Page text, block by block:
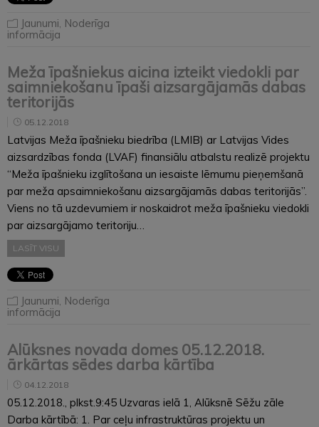
Jaunumi, Noderīga
informācija
Meža īpašniekus aicina izteikt viedokli par
saimniekošanu īpaši aizsargājamās dabas
teritorijās
05.12.2018
Latvijas Meža īpašnieku biedrība (LMIB) ar Latvijas Vides
aizsardzības fonda (LVAF) finansiālu atbalstu realizē projektu
“Meža īpašnieku izglītošana un iesaiste lēmumu pieņemšanā
par meža apsaimniekošanu aizsargājamās dabas teritorijās”.
Viens no tā uzdevumiem ir noskaidrot meža īpašnieku viedokli
par aizsargājamo teritoriju…
LASĪT VISU
Jaunumi, Noderīga
informācija
Alūksnes novada domes 05.12.2018.
ārkārtas sēdes darba kārtība
04.12.2018
05.12.2018., plkst.9:45 Uzvaras ielā 1, Alūksnē Sēžu zāle
Darba kārtībā: 1. Par ceļu infrastruktūras projektu un